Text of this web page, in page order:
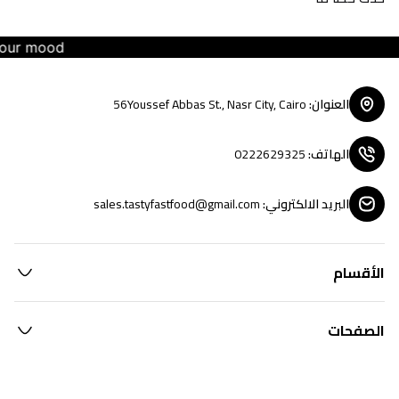
mood
العنوان:
56Youssef Abbas St., Nasr City, Cairo
الهاتف:
0222629325
البريد الالكتروني:
sales.tastyfastfood@gmail.com
الأقسام
الصفحات